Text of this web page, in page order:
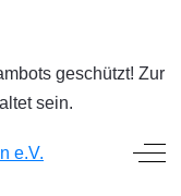
geschützt! Zur
sein.
Off-